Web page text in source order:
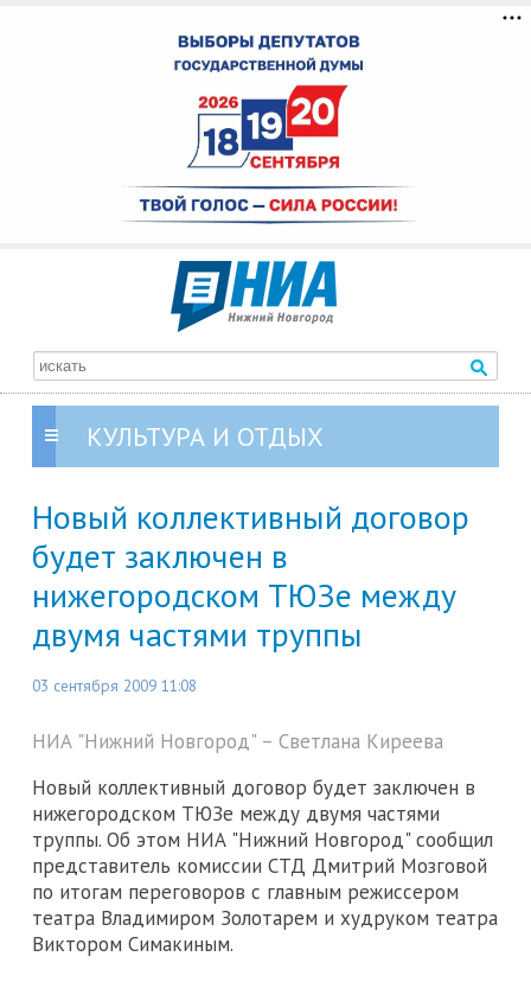
КУЛЬТУРА И ОТДЫХ
Новый коллективный договор
будет заключен в
нижегородском ТЮЗе между
двумя частями труппы
03 сентября 2009 11:08
НИА "Нижний Новгород" – Светлана Киреева
Новый коллективный договор будет заключен в
нижегородском ТЮЗе между двумя частями
труппы. Об этом НИА "Нижний Новгород" сообщил
представитель комиссии СТД Дмитрий Мозговой
по итогам переговоров с главным режиссером
театра Владимиром Золотарем и худруком театра
Виктором Симакиным.